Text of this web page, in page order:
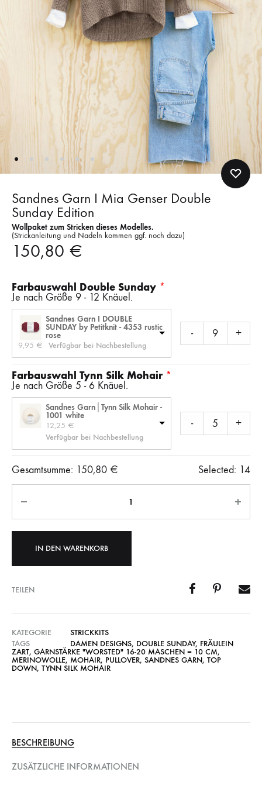
Sandnes Garn I Mia Genser Double
Sunday Edition
Wollpaket zum Stricken dieses Modelles.
(Strickanleitung und Nadeln kommen ggf. noch dazu)
150,80 €
Farbauswahl Double Sunday
Je nach Größe 9 - 12 Knäuel.
Sandnes Garn I DOUBLE
SUNDAY by Petitknit - 4353 rustic
rose
9,95 € Verfügbar bei Nachbestellung
- +
Farbauswahl Tynn Silk Mohair
Je nach Größe 5 - 6 Knäuel.
Sandnes Garn│Tynn Silk Mohair -
1001 white
12,25 €
Verfügbar bei Nachbestellung
- +
Gesamtsumme: 150,80 € Selected: 14
IN DEN WARENKORB
TEILEN
KATEGORIE
STRICKKITS
TAGS
DAMEN DESIGNS, DOUBLE SUNDAY, FRÄULEIN
ZART, GARNSTÄRKE "WORSTED" 16-20 MASCHEN = 10 CM,
MERINOWOLLE, MOHAIR, PULLOVER, SANDNES GARN, TOP
DOWN, TYNN SILK MOHAIR
BESCHREIBUNG
ZUSÄTZLICHE INFORMATIONEN